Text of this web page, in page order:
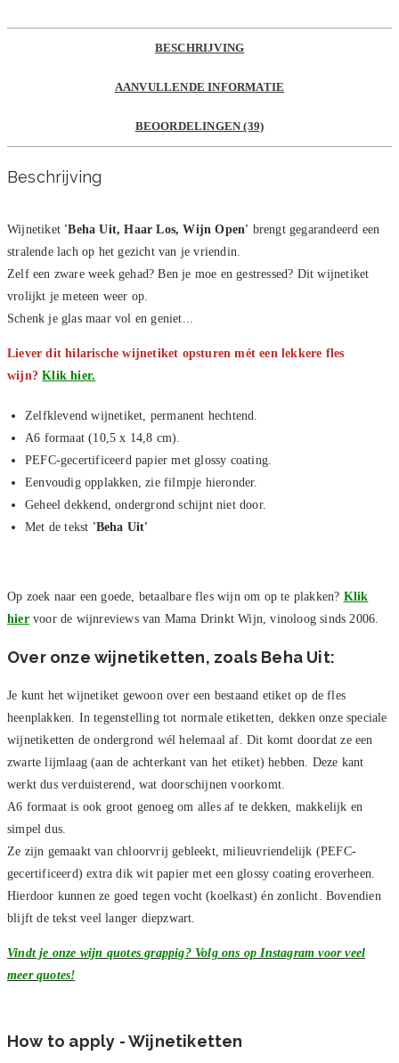
BESCHRIJVING
AANVULLENDE INFORMATIE
BEOORDELINGEN (39)
Beschrijving
Wijnetiket 'Beha Uit, Haar Los, Wijn Open' brengt gegarandeerd een
stralende lach op het gezicht van je vriendin.
Zelf een zware week gehad? Ben je moe en gestressed? Dit wijnetiket
vrolijkt je meteen weer op.
Schenk je glas maar vol en geniet...
Liever dit hilarische wijnetiket opsturen mét een lekkere fles
wijn?Klik hier.
Zelfklevend wijnetiket, permanent hechtend.
A6 formaat (10,5 x 14,8 cm).
PEFC-gecertificeerd papier met glossy coating.
Eenvoudig opplakken, zie filmpje hieronder.
Geheel dekkend, ondergrond schijnt niet door.
Met de tekst 'Beha Uit'
Op zoek naar een goede, betaalbare fles wijn om op te plakken? Klik
hiervoor de wijnreviews van Mama Drinkt Wijn, vinoloog sinds 2006.
Over onze wijnetiketten, zoals Beha Uit:
Je kunt het wijnetiket gewoon over een bestaand etiket op de fles
heenplakken. In tegenstelling tot normale etiketten, dekken onze speciale
wijnetiketten de ondergrond wél helemaal af. Dit komt doordat ze een
zwarte lijmlaag (aan de achterkant van het etiket) hebben. Deze kant
werkt dus verduisterend, wat doorschijnen voorkomt.
A6 formaat is ook groot genoeg om alles af te dekken, makkelijk en
simpel dus.
Ze zijn gemaakt van chloorvrij gebleekt, milieuvriendelijk (PEFC-
gecertificeerd) extra dik wit papier met een glossy coating eroverheen.
Hierdoor kunnen ze goed tegen vocht (koelkast) én zonlicht. Bovendien
blijft de tekst veel langer diepzwart.
Vindt je onze wijn quotes grappig? Volg ons op Instagram voor veel
meer quotes!
How to apply - Wijnetiketten